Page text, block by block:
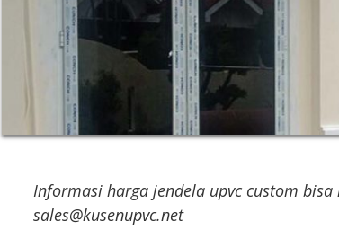
Informasi harga jendela upvc custom bisa
sales@kusenupvc.net